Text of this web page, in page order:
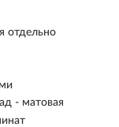
отдельно
- матовая